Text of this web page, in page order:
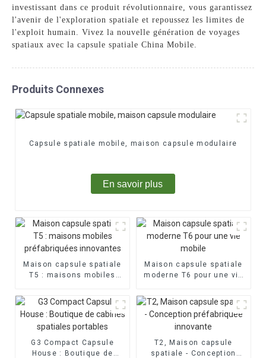
investissant dans ce produit révolutionnaire, vous garantissez
l'avenir de l'exploration spatiale et repoussez les limites de
l'exploit humain. Vivez la nouvelle génération de voyages
spatiaux avec la capsule spatiale China Mobile.
Produits Connexes
Capsule spatiale mobile, maison capsule modulaire
En savoir plus
Maison capsule spatiale
T5 : maisons mobiles
Maison capsule spatiale
moderne T6 pour une vie
G3 Compact Capsule
House : Boutique de
T2, Maison capsule
spatiale - Conception